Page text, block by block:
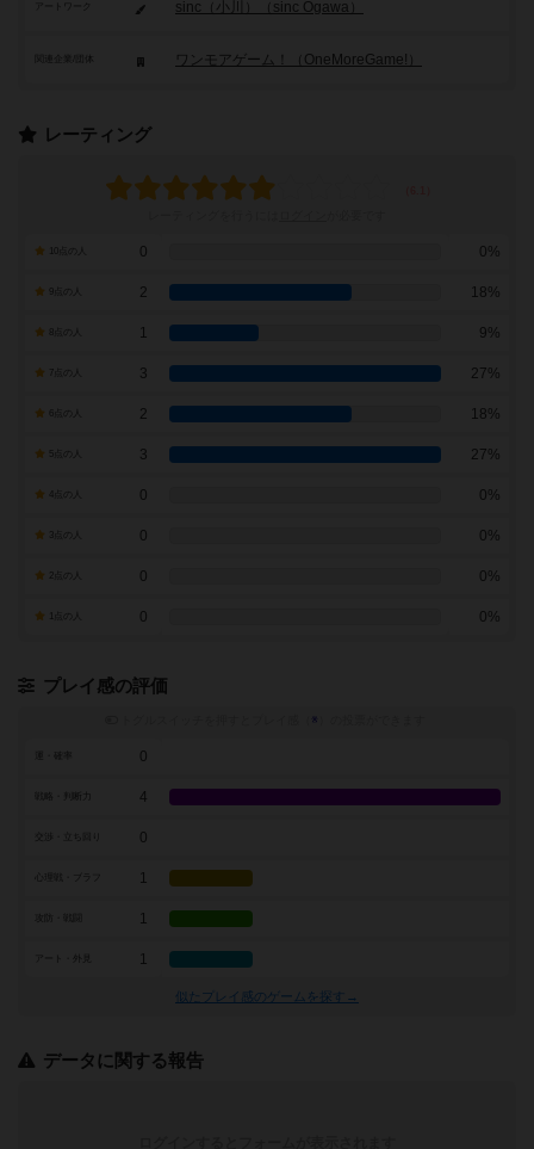
アートワーク sinc（小川）（sinc Ogawa）
ワンモアゲーム！（OneMoreGame!）
レーティング
0 0%
2 18%
1 9%
7点の人 3 27%
2 18%
3 27%
0 0%
0 0%
0 0%
0 0%
プレイ感の評価
※
0
戦略・判断力 4
0
1
1
アート・外見 1
似たプレイ感のゲームを探す→
データに関する報告